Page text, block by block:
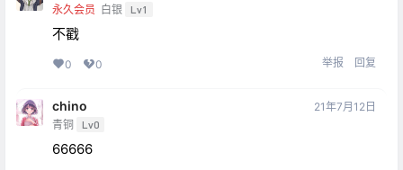
永久会员 白银 Lv1
不戳
0 0 举报 回复
chino
青铜 Lv0
21年7月12日
66666